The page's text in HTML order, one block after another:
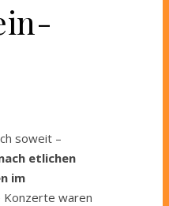
soweit –
etlichen
im
Konzerte waren